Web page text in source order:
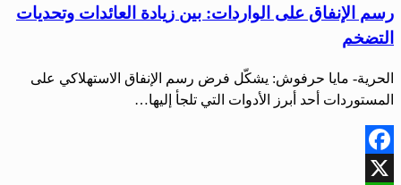
رسم الإنفاق على الواردات: بين زيادة العائدات وتحديات
التضخم
الحرية- مايا حرفوش: يشكّل فرض رسم الإنفاق الاستهلاكي على
المستوردات أحد أبرز الأدوات التي تلجأ إليها…
Facebook